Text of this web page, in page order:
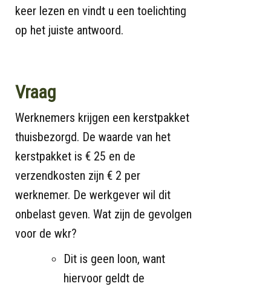
keer lezen en vindt u een toelichting
op het juiste antwoord.
Vraag
Werknemers krijgen een kerstpakket
thuisbezorgd. De waarde van het
kerstpakket is € 25 en de
verzendkosten zijn € 2 per
werknemer. De werkgever wil dit
onbelast geven. Wat zijn de gevolgen
voor de wkr?
Dit is geen loon, want
hiervoor geldt de